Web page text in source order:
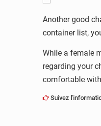
Another good
container list,
While a female
regarding your
comfortable
Suivez